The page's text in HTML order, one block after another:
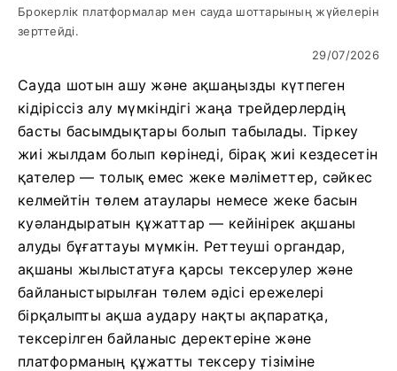
Брокерлік платформалар мен сауда шоттарының жүйелерін
зерттейді.
29/07/2026
Сауда шотын ашу және ақшаңызды күтпеген
кідіріссіз алу мүмкіндігі жаңа трейдерлердің
басты басымдықтары болып табылады. Тіркеу
жиі жылдам болып көрінеді, бірақ жиі кездесетін
қателер — толық емес жеке мәліметтер, сәйкес
келмейтін төлем атаулары немесе жеке басын
куәландыратын құжаттар — кейінірек ақшаны
алуды бұғаттауы мүмкін. Реттеуші органдар,
ақшаны жылыстатуға қарсы тексерулер және
байланыстырылған төлем әдісі ережелері
бірқалыпты ақша аудару нақты ақпаратқа,
тексерілген байланыс деректеріне және
платформаның құжатты тексеру тізіміне